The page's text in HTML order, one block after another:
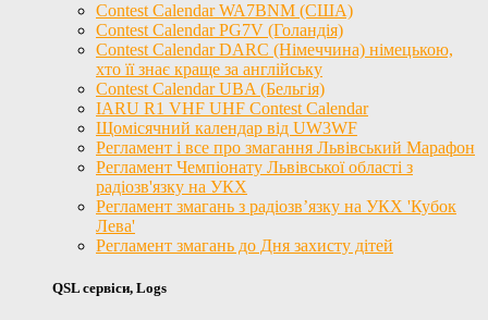
Contest Calendar WA7BNM (США)
Contest Calendar PG7V (Голандія)
Contest Calendar DARC (Німеччина) німецькою,
хто її знає краще за англійську
Contest Calendar UBA (Бельгія)
IARU R1 VHF UHF Contest Calendar
Щомісячний календар від UW3WF
Регламент і все про змагання Львівський Марафон
Регламент Чемпіонату Львівської області з
радіозв'язку на УКХ
Регламент змагань з радіозв’язку на УКХ 'Кубок
Лева'
Регламент змагань до Дня захисту дітей
QSL сервіси, Logs